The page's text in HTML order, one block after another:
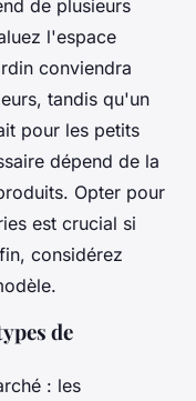
de plusieurs
l'espace
conviendra
tandis qu'un
pour les petits
dépend de la
Opter pour
est crucial si
considérez
de
: les